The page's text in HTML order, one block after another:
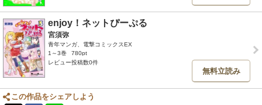
enjoy！ネットぴーぷる
宮須弥
青年マンガ、電撃コミックスEX
1～3巻
780pt
レビュー投稿数0件
無料立読み
この作品をシェアしよう